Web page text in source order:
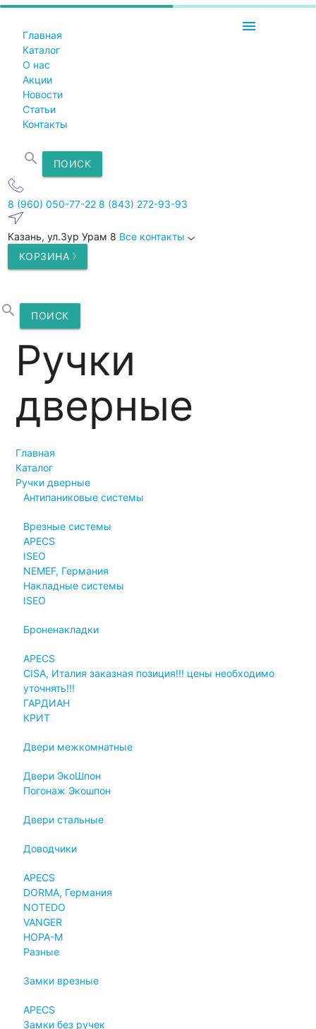
menu
Главная
Каталог
О нас
Акции
Новости
Статьи
Контакты
search ПОИСК
8 (960) 050-77-22 8 (843) 272-93-93
Казань, ул.Зур Урам 8 Все контакты
КОРЗИНА
search ПОИСК
Ручки
дверные
Главная
Каталог
Ручки дверные
Антипаниковые системы
Врезные системы
APECS
ISEO
NEMEF, Германия
Накладные системы
ISEO
Броненакладки
APECS
CISA, Италия заказная позиция!!! цены необходимо
уточнять!!!
ГАРДИАН
КРИТ
Двери межкомнатные
Двери ЭкоШпон
Погонаж Экошпон
Двери стальные
Доводчики
APECS
DORMA, Германия
NOTEDO
VANGER
НОРА-М
Разные
Замки врезные
APECS
Замки без ручек